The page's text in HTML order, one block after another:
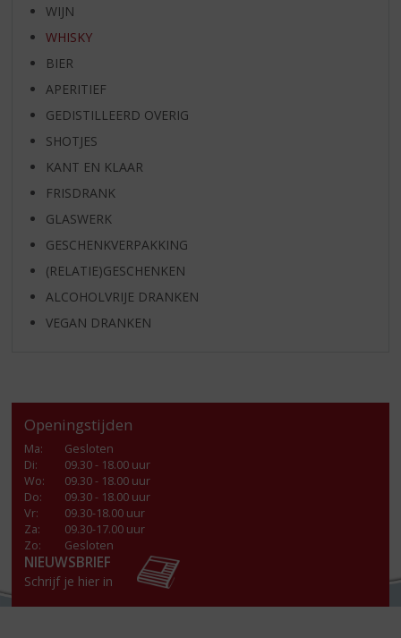
WIJN
WHISKY
BIER
APERITIEF
GEDISTILLEERD OVERIG
SHOTJES
KANT EN KLAAR
FRISDRANK
GLASWERK
GESCHENKVERPAKKING
(RELATIE)GESCHENKEN
ALCOHOLVRIJE DRANKEN
VEGAN DRANKEN
Openingstijden
Ma:
Gesloten
Di:
09.30 - 18.00 uur
Wo:
09.30 - 18.00 uur
Do:
09.30 - 18.00 uur
Vr:
09.30-18.00 uur
Za:
09.30-17.00 uur
Zo:
Gesloten
NIEUWSBRIEF
Schrijf je hier in